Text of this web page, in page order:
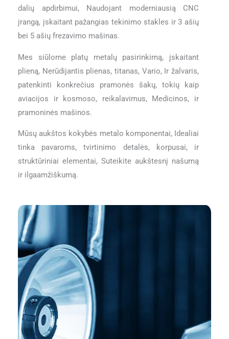
dalių apdirbimui, Naudojant moderniausią CNC
įrangą, įskaitant pažangias tekinimo stakles ir 3 ašių
bei 5 ašių frezavimo mašinas.
Mes siūlome platų metalų pasirinkimą, įskaitant
plieną, Nerūdijantis plienas, titanas, Vario, Ir žalvaris,
patenkinti konkrečius pramonės šakų, tokių kaip
aviacijos ir kosmoso, reikalavimus, Medicinos, ir
pramoninės mašinos.
Mūsų aukštos kokybės metalo komponentai, Idealiai
tinka pavaroms, tvirtinimo detalės, korpusai, ir
struktūriniai elementai, Suteikite aukštesnį našumą
ir ilgaamžiškumą.